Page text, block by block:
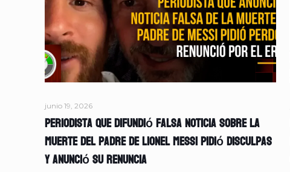
junio 19, 2026
Periodista que difundió falsa noticia sobre la
muerte del padre de Lionel Messi pidió disculpas
y anunció su renuncia